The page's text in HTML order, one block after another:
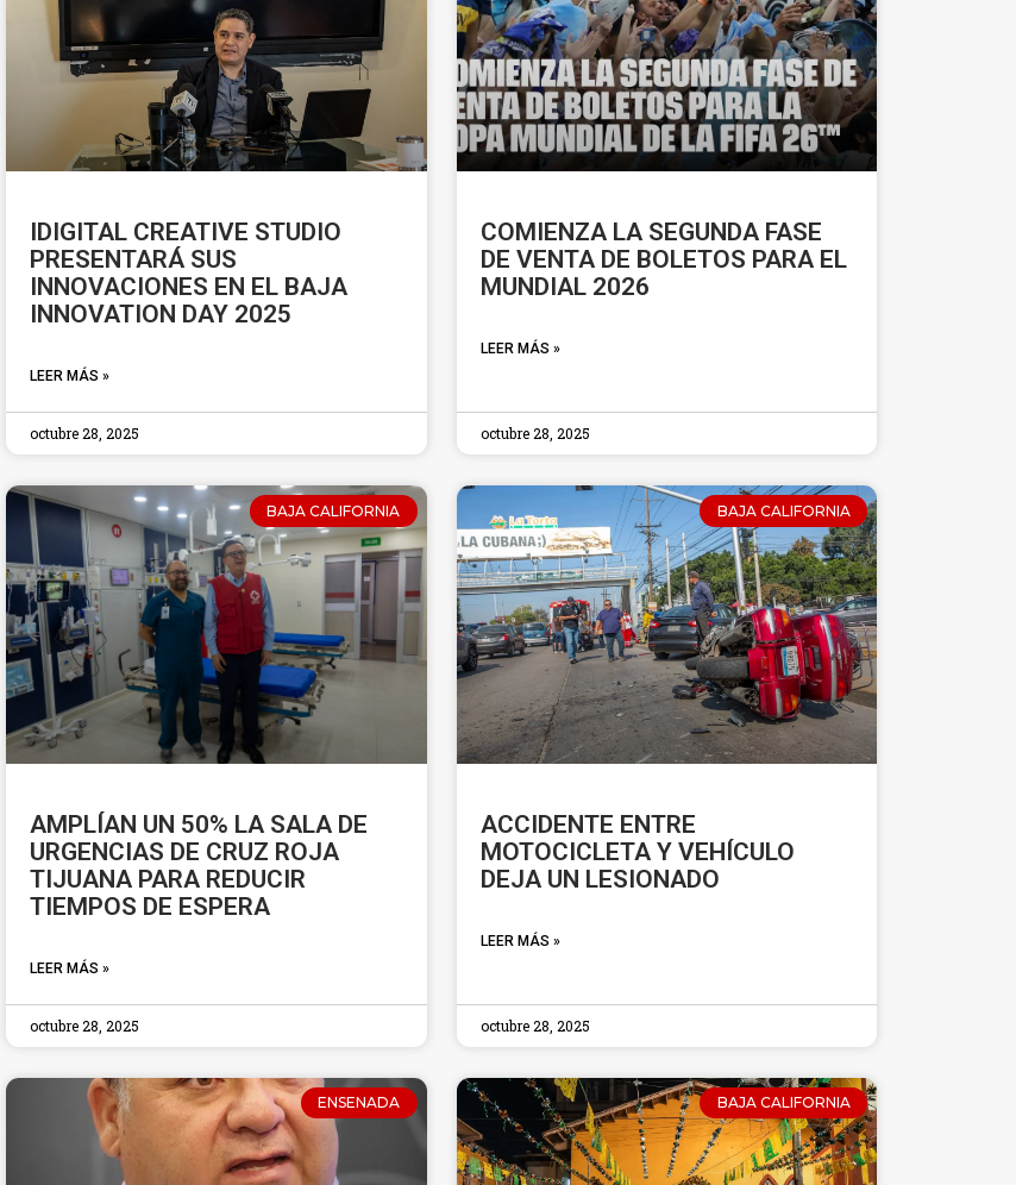
IDIGITAL CREATIVE STUDIO
PRESENTARÁ SUS
INNOVACIONES EN EL BAJA
INNOVATION DAY 2025
LEER MÁS »
octubre 28, 2025
COMIENZA LA SEGUNDA FASE
DE VENTA DE BOLETOS PARA EL
MUNDIAL 2026
LEER MÁS »
octubre 28, 2025
BAJA CALIFORNIA
AMPLÍAN UN 50% LA SALA DE
URGENCIAS DE CRUZ ROJA
TIJUANA PARA REDUCIR
TIEMPOS DE ESPERA
LEER MÁS »
octubre 28, 2025
BAJA CALIFORNIA
ACCIDENTE ENTRE
MOTOCICLETA Y VEHÍCULO
DEJA UN LESIONADO
LEER MÁS »
octubre 28, 2025
ENSENADA BAJA CALIFORNIA